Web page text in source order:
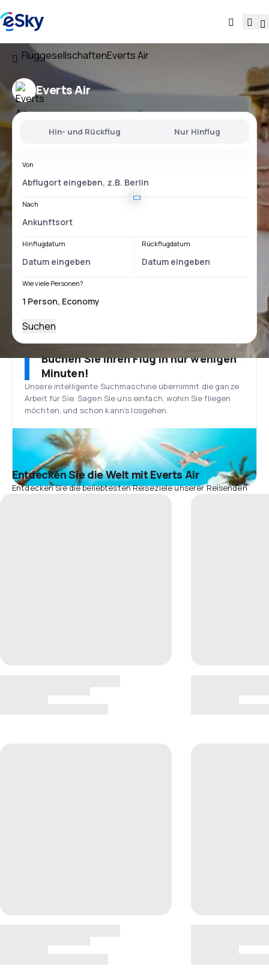
FluggesellschaftenEverts Air
Everts Air
Hin- und Rückflug Nur Hinflug
Von
Nach
Hinflugdatum Rückflugdatum
Wie viele Personen?
Suchen
Buchen Sie Ihren Flug in nur wenigen
Minuten!
Unsere intelligente Suchmaschine übernimmt die ganze
Arbeit für Sie. Sagen Sie uns einfach, wohin Sie fliegen
möchten, und schon kann’s losgehen.
Entdecken Sie die Welt mit Everts Air
Entdecken Sie die beliebtesten Reiseziele unserer Reisenden